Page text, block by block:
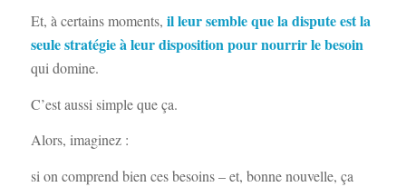
Et, à certains moments, il leur semble que la dispute est la
seule stratégie à leur disposition pour nourrir le besoin
qui domine.
C’est aussi simple que ça.
Alors, imaginez :
si on comprend bien ces besoins – et, bonne nouvelle, ça